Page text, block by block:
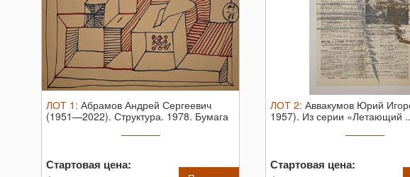
ЛОТ 1 : Абрамов Андрей Сергеевич
(1951—2022). Структура. 1978. Бумага
Стартовая цена:
ЛОТ 2: Аввакумов Юрий
1957). Из серии «Летающий
Стартовая цена: